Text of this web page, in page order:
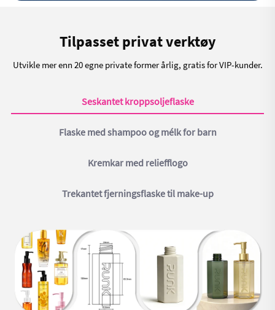
Tilpasset privat verktøy
Utvikle mer enn 20 egne private former årlig, gratis for VIP-kunder.
Seskantet kroppsoljeflaske
Flaske med shampoo og mélk for barn
Kremkar med reliefflogo
Trekantet fjerningsflaske til make-up